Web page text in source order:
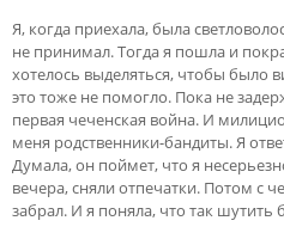
Я, когда приехала, была
не принимал. Тогда я пошла и
хотелось выделяться, чтобы было
это тоже не помогло. Пока не
первая чеченская война. И
меня родственники-бандиты. Я
Думала, он поймет, что я
вечера, сняли отпечатки. Потом с
забрал. И я поняла, что так шутить